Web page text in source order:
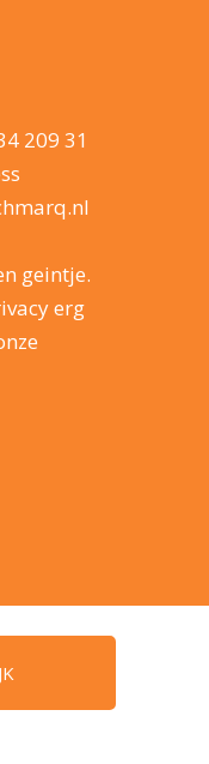
209 31
geintje.
erg